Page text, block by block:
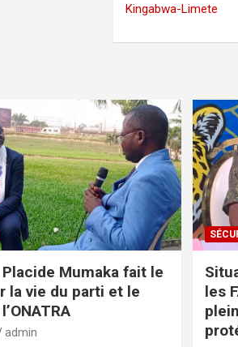
Kingabwa-Limete
Placide Mumaka fait le
la vie du parti et le
admin
les